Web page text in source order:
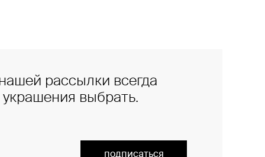
рассылки всегда
украшения выбрать.
подписаться